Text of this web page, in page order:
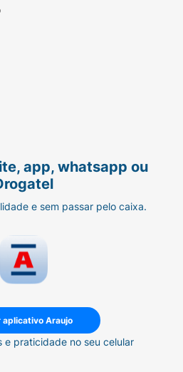
app, whatsapp ou
e sem passar pelo caixa.
aplicativo Araujo
e praticidade no seu celular